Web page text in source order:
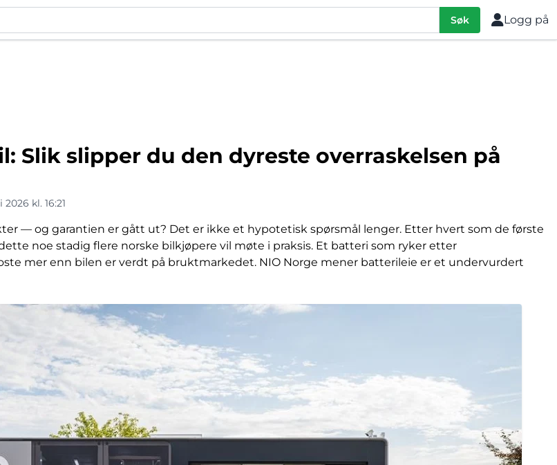
Søk Logg på
Slik slipper du den dyreste overraskelsen på
2026 kl. 16:21
— og garantien er gått ut? Det er ikke et hypotetisk spørsmål lenger. Etter hvert som de første
noe stadig flere norske bilkjøpere vil møte i praksis. Et batteri som ryker etter
mer enn bilen er verdt på bruktmarkedet. NIO Norge mener batterileie er et undervurdert